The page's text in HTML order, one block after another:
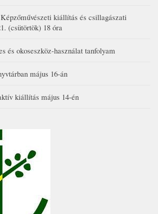
kiállítás és csillagászati
(csütörtök) 18 óra
és okoseszköz-használat tanfolyam
május 16-án
kiállítás május 14-én